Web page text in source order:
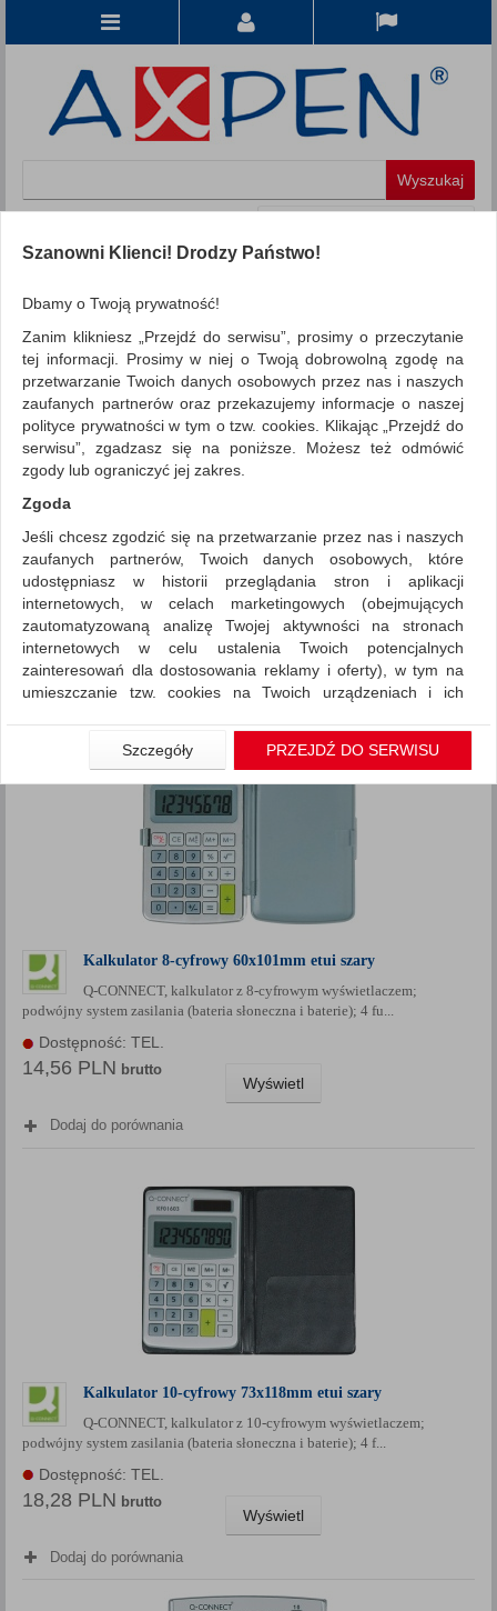
WSZYSTKIE KATEGORIE
FILTRY
Więcej
REKLAMA
AKTUALNOŚCI
Urządzenia i maszyny biurowe Kalkulatory
ZNALEZIONYCH PRODUKTÓW: 6 Porównaj (0)
Sortuj po Standardowe
Siatka Lista
Kalkulator 8-cyfrowy 60x101mm etui szary
Q-CONNECT, kalkulator z 8-cyfrowym wyświetlaczem;
podwójny system zasilania (bateria słoneczna i baterie); 4 fu...
Dostępność: TEL.
14,56 PLN brutto
Wyświetl
Dodaj do porównania
Kalkulator 10-cyfrowy 73x118mm etui szary
Q-CONNECT, kalkulator z 10-cyfrowym wyświetlaczem;
podwójny system zasilania (bateria słoneczna i baterie); 4 f...
Dostępność: TEL.
18,28 PLN brutto
Wyświetl
Dodaj do porównania
Szanowni Klienci! Drodzy Państwo!
Dbamy o Twoją prywatność!
Zanim klikniesz „Przejdź do serwisu”, prosimy o przeczytanie
tej informacji. Prosimy w niej o Twoją dobrowolną zgodę na
przetwarzanie Twoich danych osobowych przez nas i naszych
zaufanych partnerów oraz przekazujemy informacje o naszej
polityce prywatności w tym o tzw. cookies. Klikając „Przejdź do
serwisu”, zgadzasz się na poniższe. Możesz też odmówić
zgody lub ograniczyć jej zakres.
Zgoda
Jeśli chcesz zgodzić się na przetwarzanie przez nas i naszych
zaufanych partnerów, Twoich danych osobowych, które
udostępniasz w historii przeglądania stron i aplikacji
internetowych, w celach marketingowych (obejmujących
zautomatyzowaną analizę Twojej aktywności na stronach
internetowych w celu ustalenia Twoich potencjalnych
zainteresowań dla dostosowania reklamy i oferty), w tym na
umieszczanie tzw. cookies na Twoich urządzeniach i ich
Jeśli nie chcesz wyrazić zgody lub ograniczyć jej zakres, kliknij
„Szczegóły”, gdzie znajdziesz wszelkie informacje o tym jak to
zrobić . Te same informacje znajdziesz także na podstronie z
naszą polityką prywatności obowiązującą od 25 maja 2018.
W przypadku użytkowników zalogowanych, aby umożliwić
prawidłową realizację Umowy z Państwem i związane z tym
prawidłowe działanie naszej strony www, a w szczególności
np. wysłanie potwierdzenia zamówienia na Państwa email lub
czy cenach indywidualnych, ważna jest Państwa wcześniejsza
zgoda której udzieliliście podczas zakładania konta.
Każda Państwa zgoda jest dobrowolna i można ją w dowolnym
momencie wycofać.
Polityka prywatności (rozwiń)
Klauzula Informacyjna (rozwiń)
Lista Zaufanych Partnerów (rozwiń)
Szczegóły PRZEJDŹ DO SERWISU